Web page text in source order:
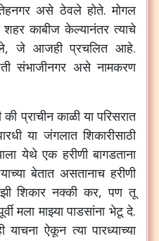
असे ठेवले होते.मोगल
शहर काबीज केल्यानंतर त्याचे
,जे आजही प्रचलित आहे.
संभाजीनगर असे नामकरण
की प्राचीन काळी या परिसरात
या जंगलात शिकारीसाठी
येथे एक हरीणी बागडताना
बेतात असतानाच हरीणी
शिकार नक्की कर,पण तू
मला माझ्या पाडसांना भेटू दे.
याचना ऐकून त्या पारध्याच्या